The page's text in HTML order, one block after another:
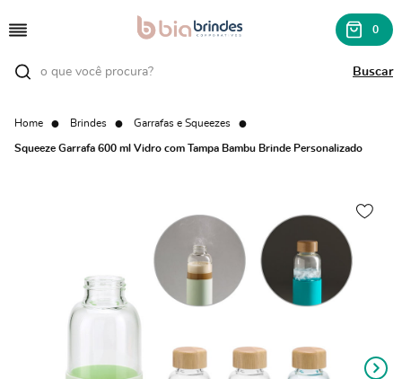
0
Home Brindes Garrafas e Squeezes
Squeeze Garrafa 600 ml Vidro com Tampa Bambu Brinde Personalizado